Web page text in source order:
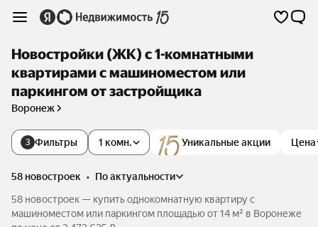
Новостройки (ЖК) с 1-комнатными
квартирами с машиноместом или
паркингом от застройщика
Воронеж
3 Фильтры Уникальные акции Цена
1 комн.
58 новостроек •
по актуальности
58 новостроек — купить однокомнатную квартиру с
машиноместом или паркингом площадью от 14 м² в Воронеже